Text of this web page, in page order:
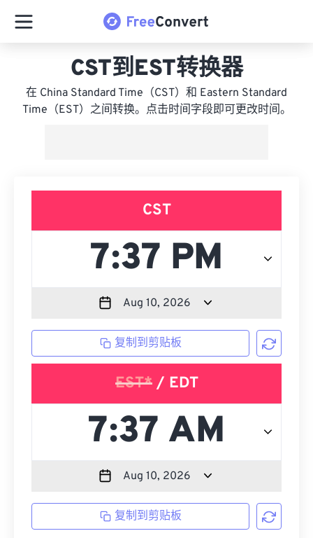
CST到EST转换器
在 China Standard Time（CST）和 Eastern Standard
Time（EST）之间转换。点击时间字段即可更改时间。
CST
复制到剪贴板
EST*/ EDT
复制到剪贴板